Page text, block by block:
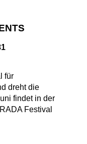
für
dreht die
findet in der
Festival